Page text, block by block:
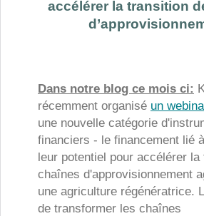
accélérer la transition
Dans notre blog ce mois ci:
récemment organisé un
une nouvelle catégorie
financiers - le financement lié
leur potentiel pour accélérer la
chaînes d'approvisionnement
une agriculture régénératrice.
de transformer les chaînes